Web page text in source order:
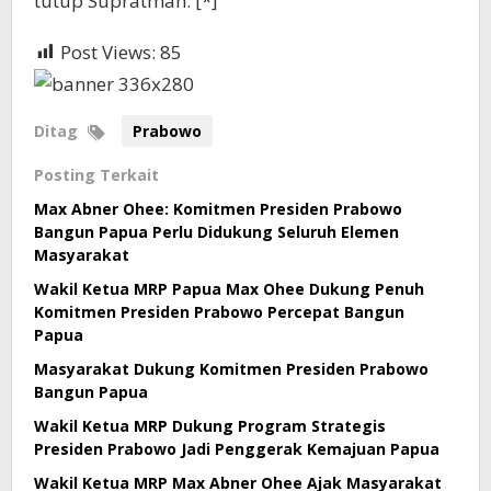
Post Views: 85
Ditag Prabowo
Posting Terkait
Max Abner Ohee: Komitmen Presiden Prabowo
Bangun Papua Perlu Didukung Seluruh Elemen
Masyarakat
Wakil Ketua MRP Papua Max Ohee Dukung Penuh
Komitmen Presiden Prabowo Percepat Bangun
Papua
Masyarakat Dukung Komitmen Presiden Prabowo
Bangun Papua
Wakil Ketua MRP Dukung Program Strategis
Presiden Prabowo Jadi Penggerak Kemajuan Papua
Wakil Ketua MRP Max Abner Ohee Ajak Masyarakat